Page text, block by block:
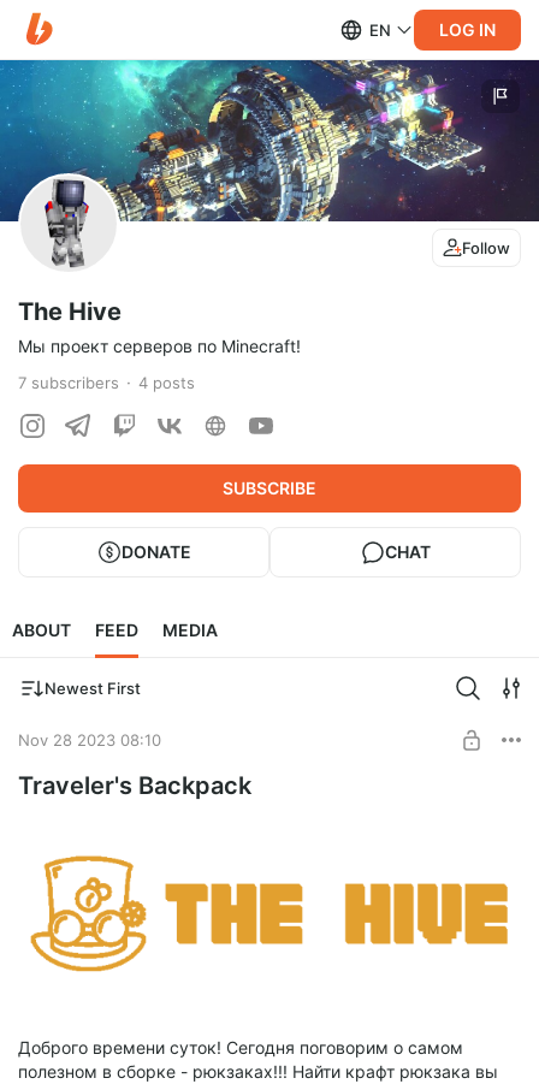
EN LOG IN
Follow
The Hive
Мы проект серверов по Minecraft!
7 subscribers 4 posts
SUBSCRIBE
DONATE CHAT
ABOUT FEED MEDIA
Newest First
Nov 28 2023 08:10
Traveler's Backpack
Доброго времени суток! Сегодня поговорим о самом
полезном в сборке - рюкзаках!!! Найти крафт рюкзака вы